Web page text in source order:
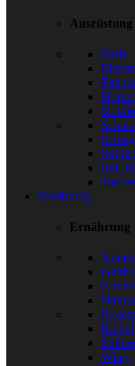
Ausrüstung
Bälle
Ski &
Ski-
Ernährung
Ernährung
Protein
Riegel
Whey